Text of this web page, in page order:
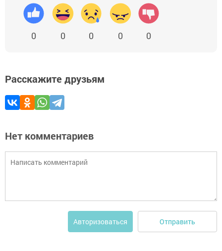
0 0 0 0 0
Расскажите друзьям
Нет комментариев
Авторизоваться Отправить